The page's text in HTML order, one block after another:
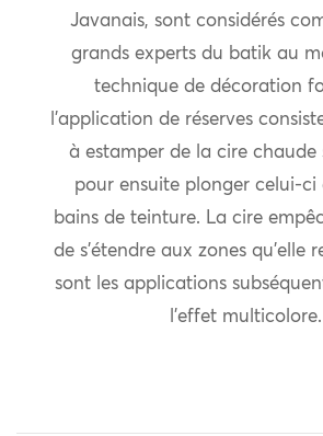
Javanais, sont considérés
grands experts du batik au
technique de décoration
l’application de réserves
à estamper de la cire chaude
pour ensuite plonger celui-ci
bains de teinture. La cire
de s’étendre aux zones qu’elle
sont les applications
l’effet multicolore.